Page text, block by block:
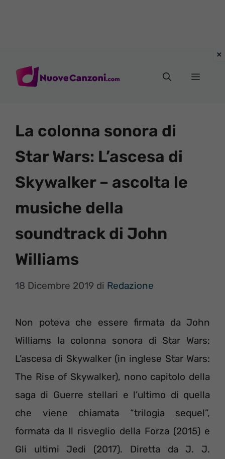
Menu
La colonna sonora di
Star Wars: L’ascesa di
Skywalker – ascolta le
musiche della
soundtrack di John
Williams
18 Dicembre 2019 di Redazione
Non poteva che essere firmata da John
Williams la colonna sonora di Star Wars:
L’ascesa di Skywalker (in inglese Star Wars:
The Rise of Skywalker), nono capitolo della
saga di Guerre stellari e l’ultimo di quella
che viene chiamata “trilogia sequel”,
formata da Il risveglio della Forza (2015) e
Gli ultimi Jedi (2017). Diretta da J. J.